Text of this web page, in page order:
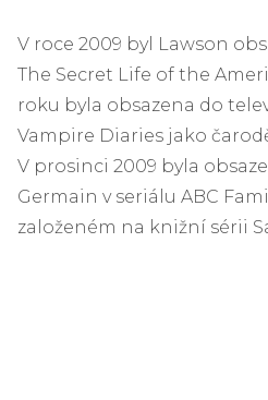
V roce 2009 byl Lawson
The Secret Life of the
roku byla obsazena do
Vampire Diaries jako
V prosinci 2009 byla
Germain v seriálu ABC
založeném na knižní sérii